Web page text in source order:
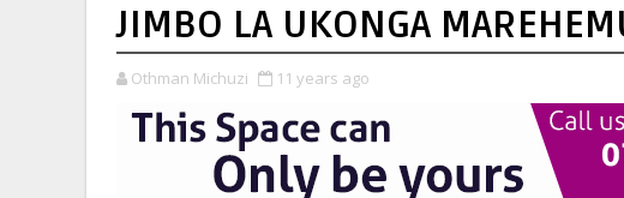
JIMBO LA UKONGA
Othman Michuzi 11 years ago